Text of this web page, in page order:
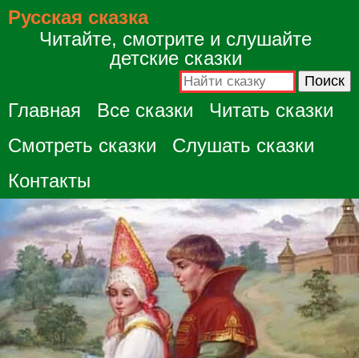
Русская сказка
Читайте, смотрите и слушайте
детские сказки
Главная Все сказки
Читать сказки
Смотреть сказки
Слушать сказки
Контакты